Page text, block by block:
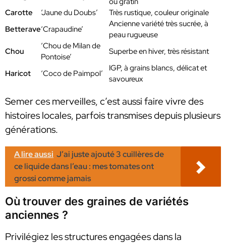
Carotte
‘Jaune du Doubs’
Très rustique, couleur originale
Betterave‘Crapaudine’
Ancienne variété très sucrée, à
peau rugueuse
Chou
‘Chou de Milan de
Pontoise’
Superbe en hiver, très résistant
Haricot ‘Coco de Paimpol’
IGP, à grains blancs, délicat et
savoureux
Semer ces merveilles, c’est aussi faire vivre des
histoires locales, parfois transmises depuis plusieurs
générations.
A lire aussi J’ai juste ajouté 3 cuillères de
ce liquide dans l’eau : mes tomates ont
grossi comme jamais
Où trouver des graines de variétés
anciennes ?
Privilégiez les structures engagées dans la